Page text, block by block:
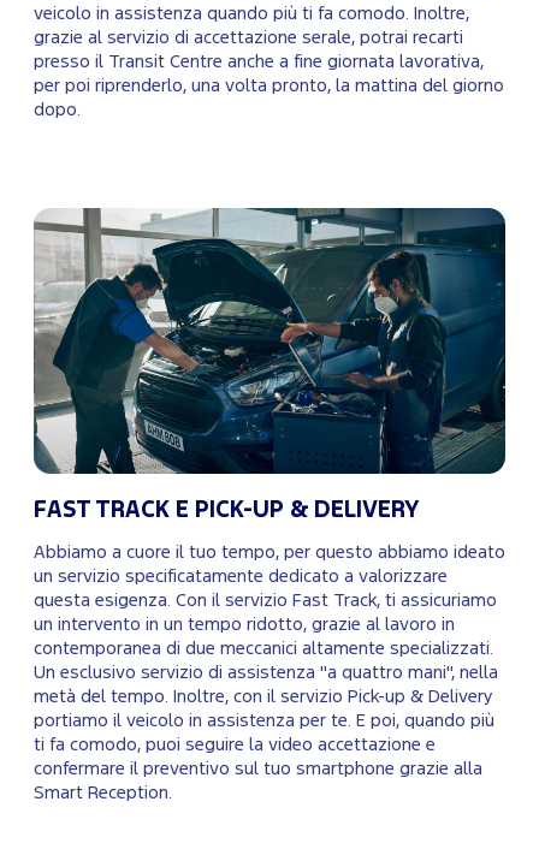
veicolo in assistenza quando più ti fa comodo. Inoltre,
grazie al servizio di accettazione serale, potrai recarti
presso il Transit Centre anche a fine giornata lavorativa,
per poi riprenderlo, una volta pronto, la mattina del giorno
dopo.
FAST TRACK E PICK-UP & DELIVERY
Abbiamo a cuore il tuo tempo, per questo abbiamo ideato
un servizio specificatamente dedicato a valorizzare
questa esigenza. Con il servizio Fast Track, ti assicuriamo
un intervento in un tempo ridotto, grazie al lavoro in
contemporanea di due meccanici altamente specializzati.
Un esclusivo servizio di assistenza "a quattro mani", nella
metà del tempo. Inoltre, con il servizio Pick-up & Delivery
portiamo il veicolo in assistenza per te. E poi, quando più
ti fa comodo, puoi seguire la video accettazione e
confermare il preventivo sul tuo smartphone grazie alla
Smart Reception.